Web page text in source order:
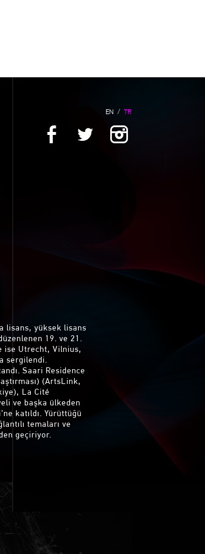
EN / TR
lisans, yüksek lisans
19. ve 21.
ise Utrecht, Vilnius,
sergilendi.
Saari Residence
(ArtsLink,
La Cité
ve başka ülkeden
katıldı. Yürüttüğü
temaları ve
geçiriyor.